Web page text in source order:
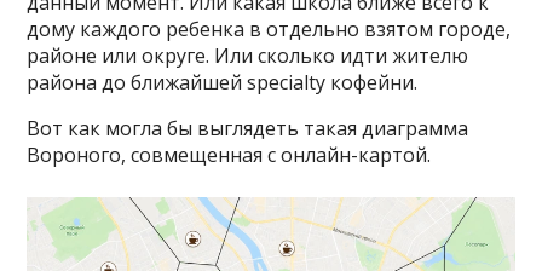
дому каждого ребенка в отдельно взятом городе,
районе или округе. Или сколько идти жителю
района до ближайшей specialty кофейни.
Вот как могла бы выглядеть такая диаграмма
Вороного, совмещенная с онлайн-картой.